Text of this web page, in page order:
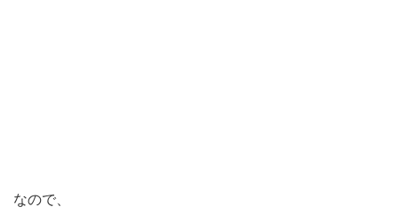
なので、